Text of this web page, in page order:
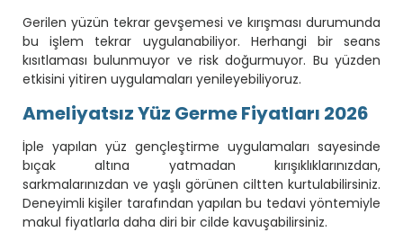
Gerilen yüzün tekrar gevşemesi ve kırışması durumunda
bu işlem tekrar uygulanabiliyor. Herhangi bir seans
kısıtlaması bulunmuyor ve risk doğurmuyor. Bu yüzden
etkisini yitiren uygulamaları yenileyebiliyoruz.
Ameliyatsız Yüz Germe Fiyatları 2026
İple yapılan yüz gençleştirme uygulamaları sayesinde
bıçak altına yatmadan kırışıklıklarınızdan,
sarkmalarınızdan ve yaşlı görünen ciltten kurtulabilirsiniz.
Deneyimli kişiler tarafından yapılan bu tedavi yöntemiyle
makul fiyatlarla daha diri bir cilde kavuşabilirsiniz.